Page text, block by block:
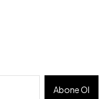
Abone Ol